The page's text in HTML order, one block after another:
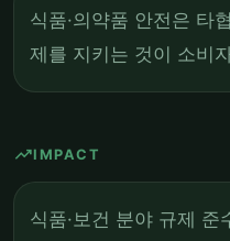
식품·의약품 안전은 타
제를 지키는 것이 소비
trending_upIMPACT
식품·보건 분야 규제 준